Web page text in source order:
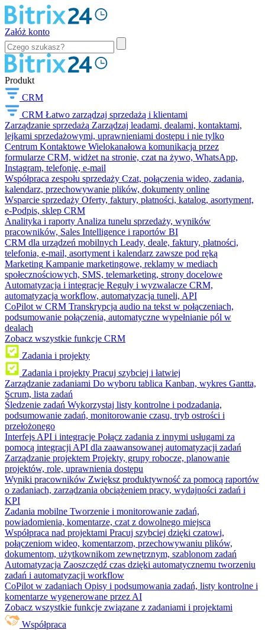
Załóż konto
Produkt
CRM
CRM Łatwo zarządzaj sprzedażą i klientami
Zarządzanie sprzedażą Zarządzaj leadami, dealami, kontaktami,
lejkami sprzedażowymi, uprawnieniami dostępu i nie tylko
Centrum Kontaktowe Wielokanałowa komunikacja przez
formularze CRM, widżet na stronie, czat na żywo, WhatsApp,
Instagram, telefonię, e-mail
Współpraca zespołu sprzedaży Czat, połączenia wideo, zadania,
kalendarz, przechowywanie plików, dokumenty online
Wsparcie sprzedaży Oferty, faktury, płatności, katalog, asortyment,
e-Podpis, sklep CRM
Analityka i raporty Analiza tunelu sprzedaży, wyników
pracowników, Sales Intelligence i raportów BI
CRM dla urządzeń mobilnych Leady, deale, faktury, płatności,
telefonia, e-mail, asortyment i kalendarz zawsze pod ręką
Marketing Kampanie marketingowe, reklamy w mediach
społecznościowych, SMS, telemarketing, strony docelowe
Automatyzacja i integracje Reguły i wyzwalacze CRM,
automatyzacja workflow, automatyzacja tuneli, API
CoPilot w CRM Transkrypcja audio na tekst w połączeniach,
podsumowanie połączenia, automatyczne wypełnianie pól w
dealach
Zobacz wszystkie funkcje CRM
Zadania i projekty
Zadania i projekty Pracuj szybciej i łatwiej
Zarządzanie zadaniami Do wyboru tablica Kanban, wykres Gantta,
Scrum, lista zadań
Śledzenie zadań Wykorzystaj listy kontrolne i podzadania,
podsumowanie zadań, monitorowanie czasu, tryb ostrości i
przełożonego
Interfejs API i integracje Połącz zadania z innymi usługami za
pomocą integracji API dla zaawansowanej automatyzacji zadań
Zarządzanie projektem Projekty, grupy robocze, planowanie
projektów, role, uprawnienia dostępu
Wyniki pracowników Zwiększ produktywność za pomocą raportów
o zadaniach, zarządzania obciążeniem pracy, wydajności zadań i
KPI
Zadania mobilne Tworzenie i monitorowanie zadań,
powiadomienia, komentarze, czat z dowolnego miejsca
Współpraca nad projektami Pracuj szybciej dzięki czatowi,
połączeniom wideo, komentarzom, przechowywaniu plików,
dokumentom, użytkownikom zewnętrznym, szablonom zadań
Automatyzacja Zaoszczędź czas dzięki automatycznemu tworzeniu
zadań i automatyzacji workflow
CoPilot w zadaniach Opisy i podsumowania zadań, listy kontrolne i
komentarze wygenerowane przez AI
Zobacz wszystkie funkcje związane z zadaniami i projektami
Współpraca